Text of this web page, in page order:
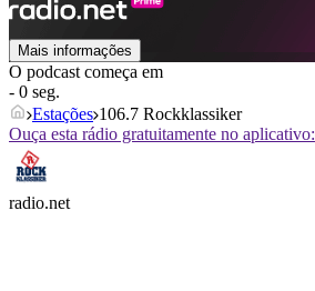
Mais informações
O podcast começa em
- 0 seg.
Estações 106.7 Rockklassiker
Ouça esta rádio gratuitamente no aplicativo:
radio.net